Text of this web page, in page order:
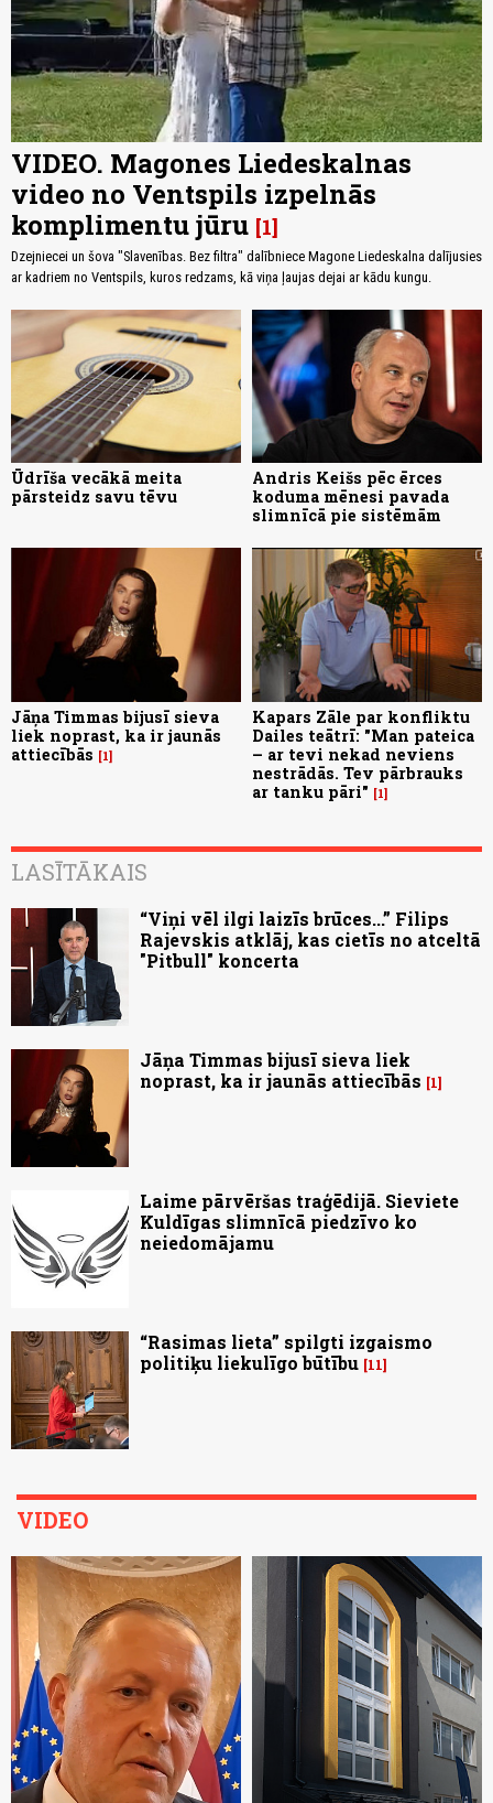
VIDEO. Magones Liedeskalnas
video no Ventspils izpelnās
komplimentu jūru 1
Dzejniecei un šova "Slavenības. Bez filtra" dalībniece Magone Liedeskalna dalījusies
ar kadriem no Ventspils, kuros redzams, kā viņa ļaujas dejai ar kādu kungu.
Ūdrīša vecākā meita
pārsteidz savu tēvu
Andris Keišs pēc ērces
koduma mēnesi pavada
slimnīcā pie sistēmām
Jāņa Timmas bijusī sieva
liek noprast, ka ir jaunās
attiecībās
1
Kapars Zāle par konfliktu
Dailes teātrī: "Man pateica
– ar tevi nekad neviens
nestrādās. Tev pārbrauks
ar tanku pāri"
1
LASĪTĀKAIS
“Viņi vēl ilgi laizīs brūces...” Filips
Rajevskis atklāj, kas cietīs no atceltā
"Pitbull" koncerta
Jāņa Timmas bijusī sieva liek
noprast, ka ir jaunās attiecībās
1
Laime pārvēršas traģēdijā. Sieviete
Kuldīgas slimnīcā piedzīvo ko
neiedomājamu
“Rasimas lieta” spilgti izgaismo
politiķu liekulīgo būtību 11
VIDEO